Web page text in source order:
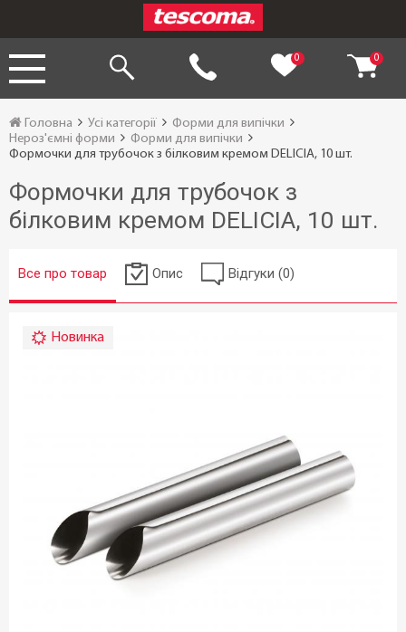
0 0
Головна Усі категорії
Форми для випічки
Нероз'ємні форми
Форми для випічки
Формочки для трубочок з білковим кремом DELICIA, 10 шт.
Формочки для трубочок з
білковим кремом DELICIA, 10 шт.
Все про товар Опис Відгуки (0)
Новинка